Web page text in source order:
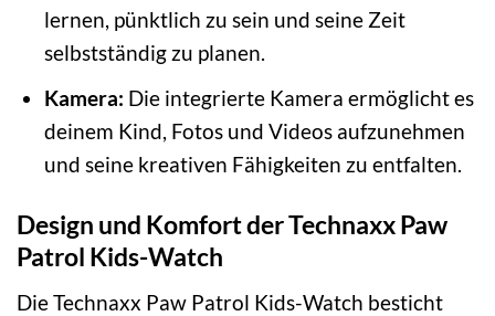
lernen, pünktlich zu sein und seine Zeit
selbstständig zu planen.
Kamera: Die integrierte Kamera ermöglicht es
deinem Kind, Fotos und Videos aufzunehmen
und seine kreativen Fähigkeiten zu entfalten.
Design und Komfort der Technaxx Paw
Patrol Kids-Watch
Die Technaxx Paw Patrol Kids-Watch besticht